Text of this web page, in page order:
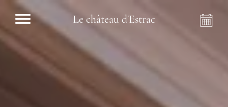
Le château d'Estrac